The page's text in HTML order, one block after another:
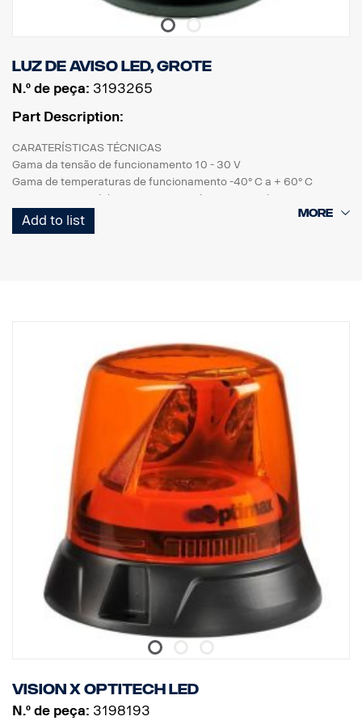
Luz de aviso LED, Grote
N.º de peça: 3193265
Part Description:
CARATERÍSTICAS TÉCNICAS
Gama da tensão de funcionamento 10 - 30 V
Gama de temperaturas de funcionamento -40° C a + 60° C
Base em PC, anel decorativo em PC, lente em PC, lente interior em
PC
Gama de temperaturas de funcionamento -40° C a + 60° C
Add to list
Vision X Optitech LED
N.º de peça: 3198193